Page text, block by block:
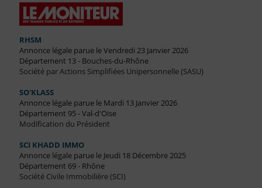
RHSM
Annonce légale parue le Vendredi 23 Janvier 2026
Département 13 - Bouches-du-Rhône
Société par Actions Simplifiées Unipersonnelle (SASU)
SO'KLASS
Annonce légale parue le Mardi 13 Janvier 2026
Département 95 - Val-d'Oise
Modification du Président
SCI KHADD IMMO
Annonce légale parue le Jeudi 18 Décembre 2025
Département 69 - Rhône
Société Civile Immobilière (SCI)